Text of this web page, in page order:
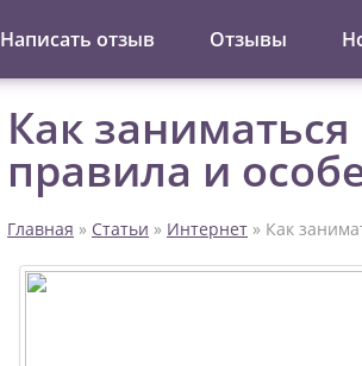
Написать отзыв Отзывы
Как
правила и
Главная » Статьи » Интернет » Как